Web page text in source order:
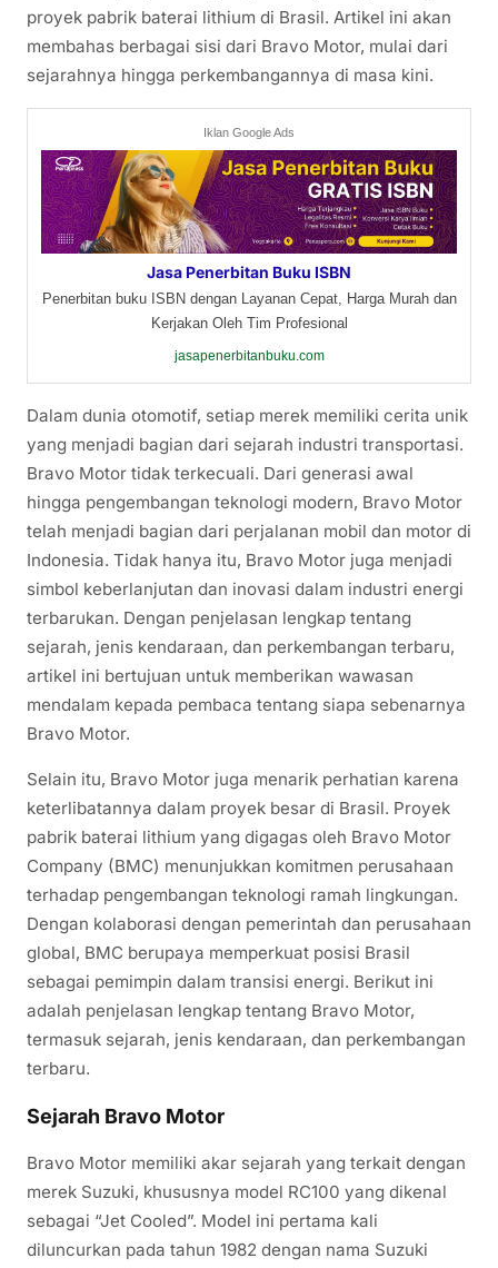
proyek pabrik baterai lithium di Brasil. Artikel ini akan
membahas berbagai sisi dari Bravo Motor, mulai dari
sejarahnya hingga perkembangannya di masa kini.
Iklan Google Ads
Jasa Penerbitan Buku ISBN
Penerbitan buku ISBN dengan Layanan Cepat, Harga Murah dan
Kerjakan Oleh Tim Profesional
jasapenerbitanbuku.com
Dalam dunia otomotif, setiap merek memiliki cerita unik
yang menjadi bagian dari sejarah industri transportasi.
Bravo Motor tidak terkecuali. Dari generasi awal
hingga pengembangan teknologi modern, Bravo Motor
telah menjadi bagian dari perjalanan mobil dan motor di
Indonesia. Tidak hanya itu, Bravo Motor juga menjadi
simbol keberlanjutan dan inovasi dalam industri energi
terbarukan. Dengan penjelasan lengkap tentang
sejarah, jenis kendaraan, dan perkembangan terbaru,
artikel ini bertujuan untuk memberikan wawasan
mendalam kepada pembaca tentang siapa sebenarnya
Bravo Motor.
Selain itu, Bravo Motor juga menarik perhatian karena
keterlibatannya dalam proyek besar di Brasil. Proyek
pabrik baterai lithium yang digagas oleh Bravo Motor
Company (BMC) menunjukkan komitmen perusahaan
terhadap pengembangan teknologi ramah lingkungan.
Dengan kolaborasi dengan pemerintah dan perusahaan
global, BMC berupaya memperkuat posisi Brasil
sebagai pemimpin dalam transisi energi. Berikut ini
adalah penjelasan lengkap tentang Bravo Motor,
termasuk sejarah, jenis kendaraan, dan perkembangan
terbaru.
Sejarah Bravo Motor
Bravo Motor memiliki akar sejarah yang terkait dengan
merek Suzuki, khususnya model RC100 yang dikenal
sebagai “Jet Cooled”. Model ini pertama kali
diluncurkan pada tahun 1982 dengan nama Suzuki